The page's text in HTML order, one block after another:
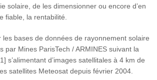
solaire, de les dimensionner ou encore d’en
fiable, la rentabilité.
les bases de données de rayonnement solaire
par Mines ParisTech / ARMINES suivant la
s’alimentant d’images satellitales à 4 km de
satellites Meteosat depuis février 2004.